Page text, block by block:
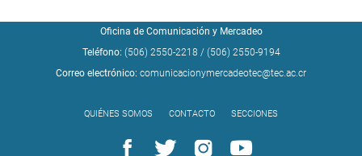
Oficina de Comunicación y Mercadeo
Teléfono: (506) 2550-2218 / (506) 2550-9194
Correo electrónico: comunicacionymercadeotec@tec.ac.cr
QUIÉNES SOMOS CONTACTO SECCIONES